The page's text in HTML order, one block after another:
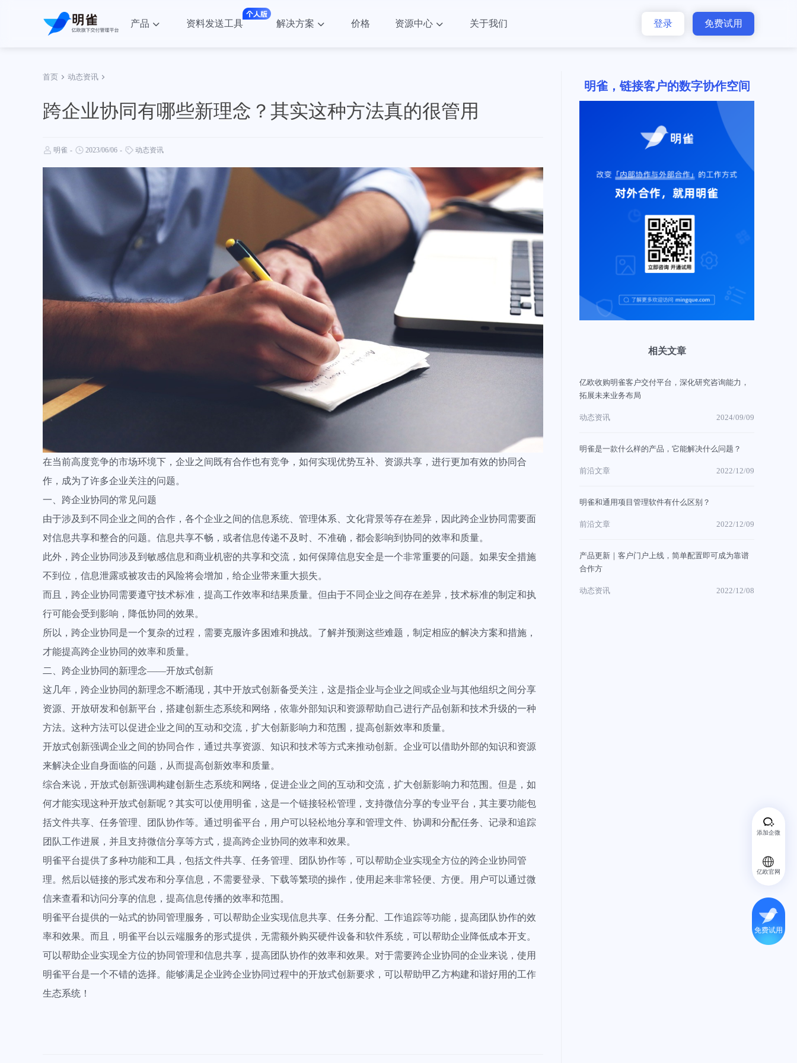
产品 资料发送工具 解决方案 价格 资源中心 关于我们 登录 免费试用
首页 动态资讯
跨企业协同有哪些新理念？其实这种方法真的很管用
明雀 - 2023/06/06 - 动态资讯
在当前高度竞争的市场环境下，企业之间既有合作也有竞争，如何实现优势互补、资源共享，进行更加有效的协同合
作，成为了许多企业关注的问题。
一、跨企业协同的常见问题
由于涉及到不同企业之间的合作，各个企业之间的信息系统、管理体系、文化背景等存在差异，因此跨企业协同需要面
对信息共享和整合的问题。信息共享不畅，或者信息传递不及时、不准确，都会影响到协同的效率和质量。
此外，跨企业协同涉及到敏感信息和商业机密的共享和交流，如何保障信息安全是一个非常重要的问题。如果安全措施
不到位，信息泄露或被攻击的风险将会增加，给企业带来重大损失。
而且，跨企业协同需要遵守技术标准，提高工作效率和结果质量。但由于不同企业之间存在差异，技术标准的制定和执
行可能会受到影响，降低协同的效果。
所以，跨企业协同是一个复杂的过程，需要克服许多困难和挑战。了解并预测这些难题，制定相应的解决方案和措施，
才能提高跨企业协同的效率和质量。
二、跨企业协同的新理念——开放式创新
这几年，跨企业协同的新理念不断涌现，其中开放式创新备受关注，这是指企业与企业之间或企业与其他组织之间分享
资源、开放研发和创新平台，搭建创新生态系统和网络，依靠外部知识和资源帮助自己进行产品创新和技术升级的一种
方法。这种方法可以促进企业之间的互动和交流，扩大创新影响力和范围，提高创新效率和质量。
开放式创新强调企业之间的协同合作，通过共享资源、知识和技术等方式来推动创新。企业可以借助外部的知识和资源
来解决企业自身面临的问题，从而提高创新效率和质量。
综合来说，开放式创新强调构建创新生态系统和网络，促进企业之间的互动和交流，扩大创新影响力和范围。但是，如
何才能实现这种开放式创新呢？其实可以使用明雀，这是一个链接轻松管理，支持微信分享的专业平台，其主要功能包
括文件共享、任务管理、团队协作等。通过明雀平台，用户可以轻松地分享和管理文件、协调和分配任务、记录和追踪
团队工作进展，并且支持微信分享等方式，提高跨企业协同的效率和效果。
明雀平台提供了多种功能和工具，包括文件共享、任务管理、团队协作等，可以帮助企业实现全方位的跨企业协同管
理。然后以链接的形式发布和分享信息，不需要登录、下载等繁琐的操作，使用起来非常轻便、方便。用户可以通过微
信来查看和访问分享的信息，提高信息传播的效率和范围。
明雀平台提供的一站式的协同管理服务，可以帮助企业实现信息共享、任务分配、工作追踪等功能，提高团队协作的效
率和效果。而且，明雀平台以云端服务的形式提供，无需额外购买硬件设备和软件系统，可以帮助企业降低成本开支。
可以帮助企业实现全方位的协同管理和信息共享，提高团队协作的效率和效果。对于需要跨企业协同的企业来说，使用
明雀平台是一个不错的选择。能够满足企业跨企业协同过程中的开放式创新要求，可以帮助甲乙方构建和谐好用的工作
生态系统！
明雀，链接客户的数字协作空间
相关文章
亿欧收购明雀客户交付平台，深化研究咨询能力，
拓展未来业务布局
动态资讯 2024/09/09
明雀是一款什么样的产品，它能解决什么问题？
前沿文章 2022/12/09
明雀和通用项目管理软件有什么区别？
前沿文章 2022/12/09
产品更新｜客户门户上线，简单配置即可成为靠谱
合作方
动态资讯 2022/12/08
添加企微
亿欧官网
免费试用